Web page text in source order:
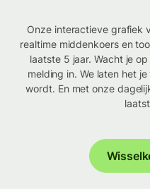
Onze interactieve grafiek
realtime middenkoers en
laatste 5 jaar. Wacht je
melding in. We laten het
wordt. En met onze